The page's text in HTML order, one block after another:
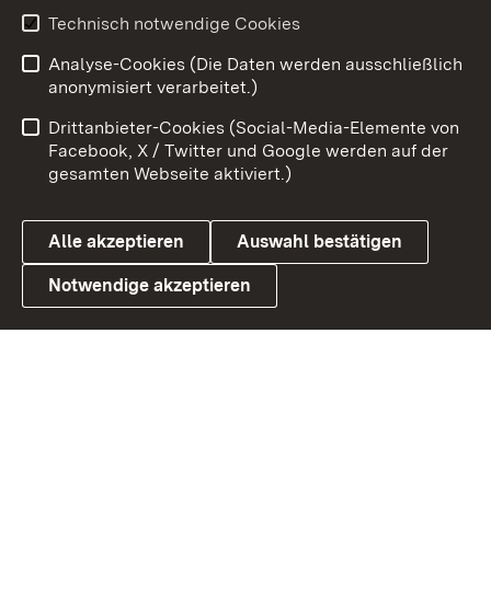
Link zum Landesportal
Impressum
Kontakt
Barrierefreiheit
Datenschutz
Cookies
Technisch notwendige Cookies
Analyse-Cookies (Die Daten werden ausschließlich
anonymisiert verarbeitet.)
Drittanbieter-Cookies (Social-Media-Elemente von
Facebook, X / Twitter und Google werden auf der
gesamten Webseite aktiviert.)
Alle akzeptieren Auswahl bestätigen
Notwendige akzeptieren